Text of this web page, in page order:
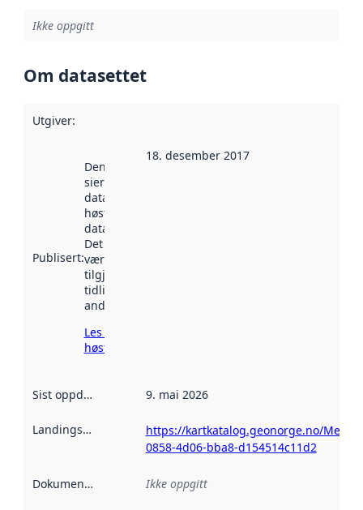
Ikke oppgitt
Om datasettet
Utgiver:
Publisert:
Denne datoen
sier når
datasettet ble
høstet av
data.norge.no.
Det kan ha
vært
tilgjengelig
tidligere
andre steder.
Les mer om
høsting her
18. desember 2017
Sist oppdatert 9. mai 2026
Landingsside
https://kartkatalog.geonorge.no/
0858-4d06-bba8-d154514c11d2
Dokumentasjon Ikke oppgitt